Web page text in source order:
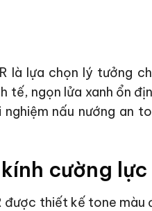
là lựa chọn lý tưởng
tế, ngọn lửa xanh ổn
nấu nướng an
cường
được thiết kế tone